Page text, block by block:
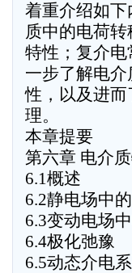
着重介绍如
质中的电荷
特性；复介
一步了解电
性，以及进
理。
本章提要
第六章 电介
6.1概述
6.2静电场中
6.3变动电场
6.4极化弛豫
6.5动态介电